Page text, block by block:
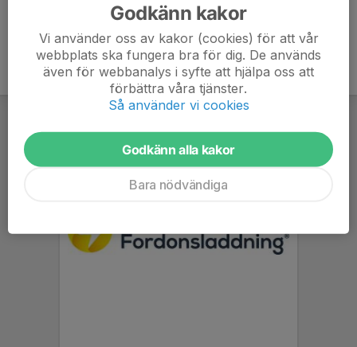
Godkänn kakor
Vi använder oss av kakor (cookies) för att vår
webbplats ska fungera bra för dig. De används
även för webbanalys i syfte att hjälpa oss att
förbättra våra tjänster.
Så använder vi cookies
Godkänn alla kakor
Bara nödvändiga